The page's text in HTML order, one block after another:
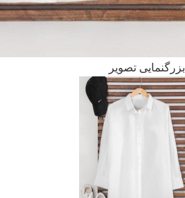
بزرگنمایی تصویر